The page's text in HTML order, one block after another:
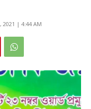
2021 | 4:44 AM